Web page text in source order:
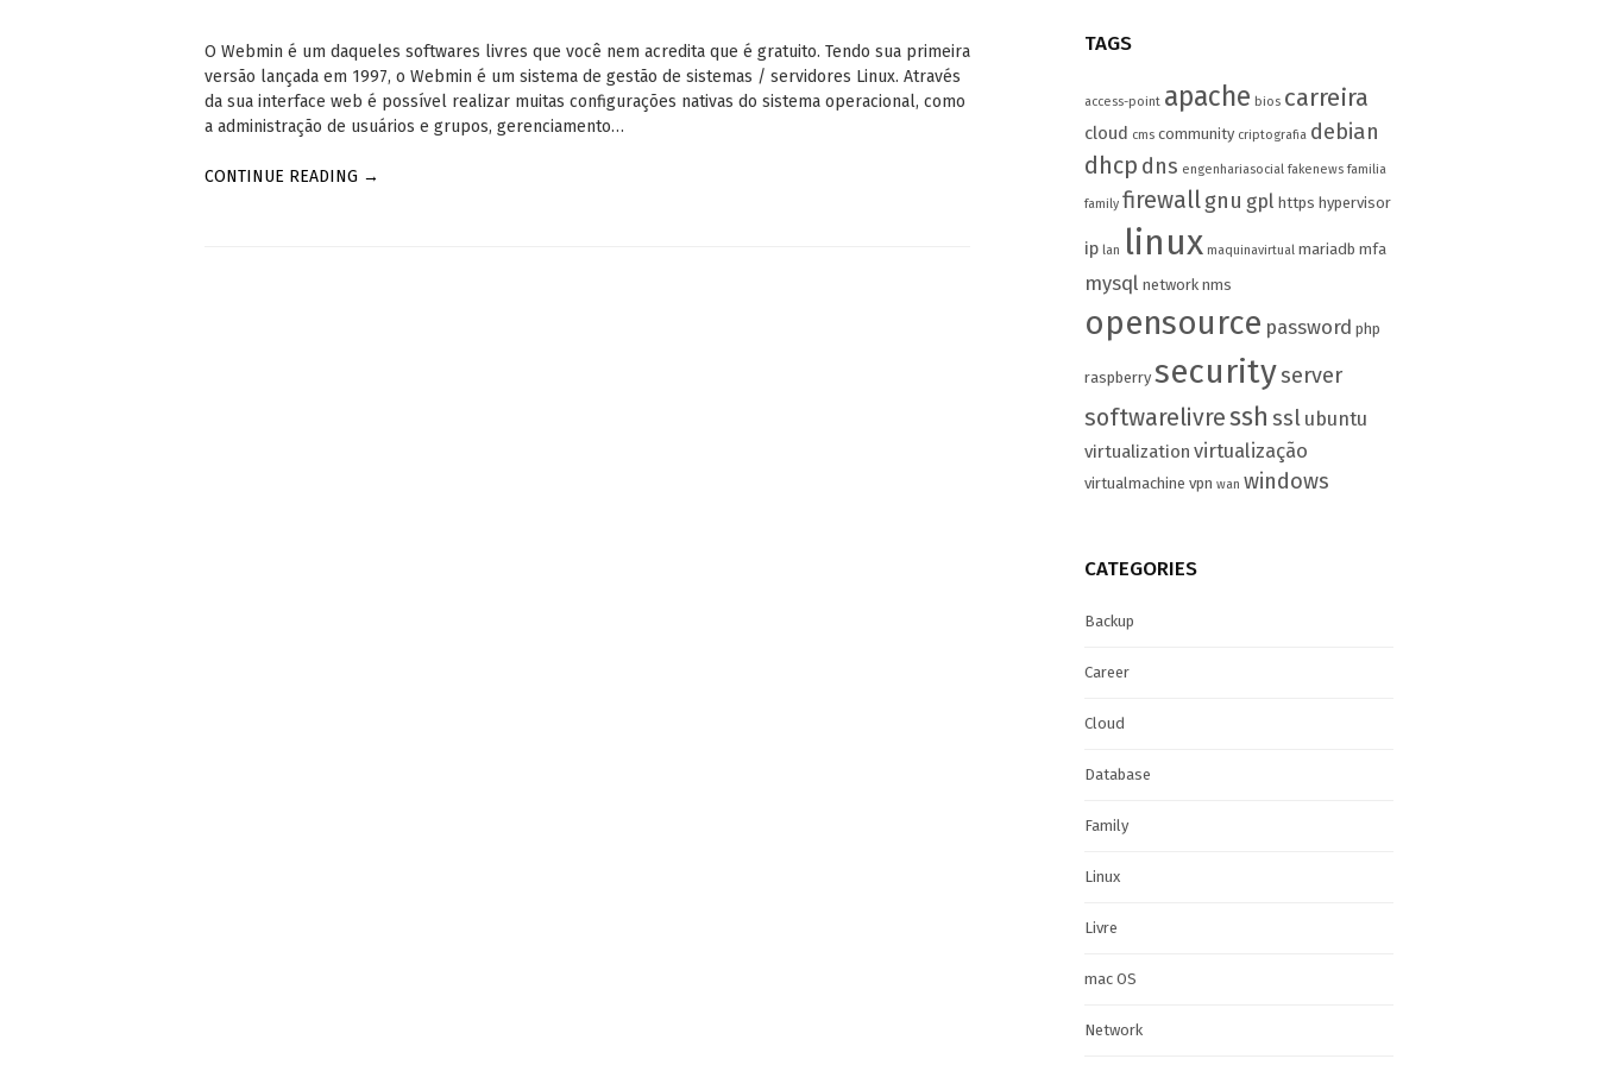
O Webmin é um daqueles softwares livres que você nem acredita que é gratuito. Tendo sua primeira
versão lançada em 1997, o Webmin é um sistema de gestão de sistemas / servidores Linux. Através
da sua interface web é possível realizar muitas configurações nativas do sistema operacional, como
a administração de usuários e grupos, gerenciamento…
CONTINUE READING →
TAGS
access-point apache bios carreira
cloud cms community criptografia debian
dhcp dns engenhariasocial fakenews familia
family firewallgnu gpl https hypervisor
ip lan linux maquinavirtual mariadb mfa
mysql network nms
opensource password php
raspberry securityserver
softwarelivressh ssl ubuntu
virtualization virtualização
virtualmachine vpn wan windows
CATEGORIES
Backup
Career
Cloud
Database
Family
Linux
Livre
mac OS
Network